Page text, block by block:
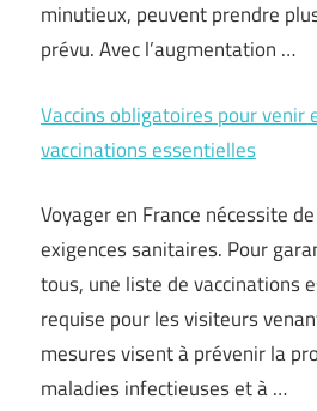
minutieux, peuvent prendre
prévu. Avec l’augmentation …
Vaccins obligatoires pour venir
vaccinations essentielles
Voyager en France nécessite
exigences sanitaires. Pour
tous, une liste de vaccinations
requise pour les visiteurs
mesures visent à prévenir la
maladies infectieuses et à …